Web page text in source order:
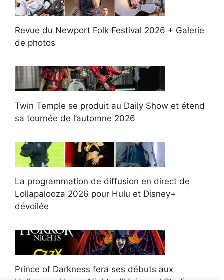
Revue du Newport Folk Festival 2026 + Galerie
de photos
Twin Temple se produit au Daily Show et étend
sa tournée de l’automne 2026
La programmation de diffusion en direct de
Lollapalooza 2026 pour Hulu et Disney+
dévoilée
Prince of Darkness fera ses débuts aux